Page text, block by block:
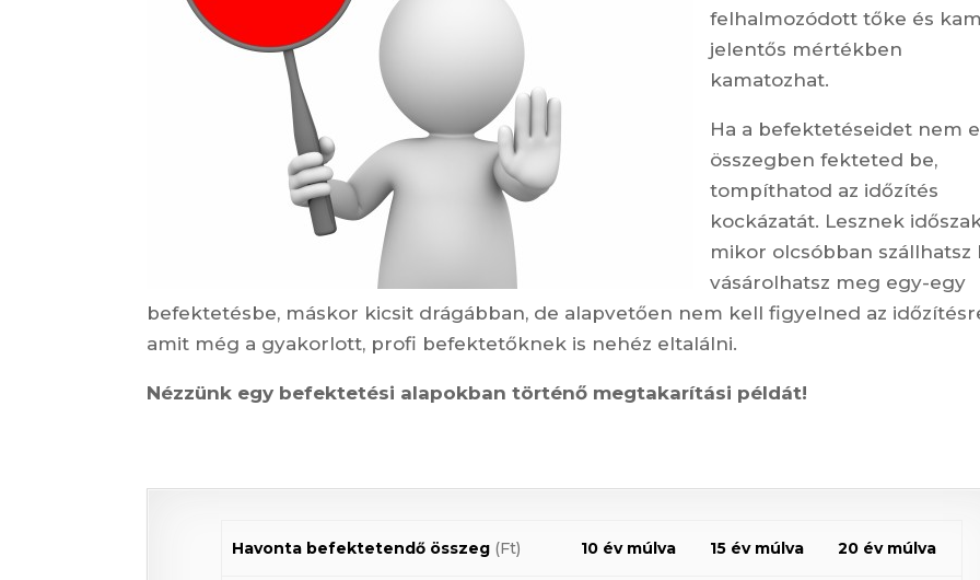
felhalmozódott tőke és
jelentős mértékben
kamatozhat.
Ha a befektetéseidet nem
összegben fekteted be,
tompíthatod az időzítés
kockázatát. Lesznek
mikor olcsóbban szállhatsz
vásárolhatsz meg egy-egy
befektetésbe, máskor kicsit drágábban, de alapvetően nem kell figyelned az
amit még a gyakorlott, profi befektetőknek is nehéz eltalálni.
Nézzünk egy befektetési alapokban történő megtakarítási példát!
Havonta befektetendő összeg (Ft) 10 év múlva 15 év múlva 20 év múlva